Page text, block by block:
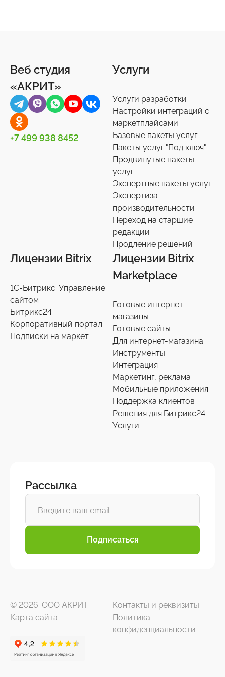
Ремонт6
Спорт, туризм, отдых
Товары для животных
Украшения, аксессуары1
1С-Битрикс: Управление сайтом44
Битрикс2475
Корпоративный портал71
Отзывы, комментарии 12
Подписки и рассылки 10
Другое41
Задачи24
Импорт/экспорт
Чат-боты
Услуги разработки
Настройки интеграций с маркетплайсами
Экспертиза производительности
Переход на старшие редакции8
Веб студия
«АКРИТ»
+7 499 938 8452
Услуги
Услуги разработки
Настройки интеграций с
маркетплайсами
Базовые пакеты услуг
Пакеты услуг "Под ключ"
Продвинутые пакеты
услуг
Экспертные пакеты услуг
Экспертиза
производительности
Переход на старшие
редакции
Продление решений
Лицензии Bitrix
1С-Битрикс: Управление
сайтом
Битрикс24
Корпоративный портал
Подписки на маркет
Лицензии Bitrix
Marketplace
Готовые интернет-
магазины
Готовые сайты
Для интернет-магазина
Инструменты
Интеграция
Маркетинг, реклама
Мобильные приложения
Поддержка клиентов
Решения для Битрикс24
Услуги
Рассылка
Подписаться
© 2026. ООО АКРИТ
Контакты и реквизиты
Карта сайта
Политика
конфиденциальности